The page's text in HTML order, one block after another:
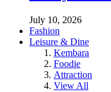
July 10, 2026
Fashion
Leisure & Dine
Kembara
Foodie
Attraction
View All